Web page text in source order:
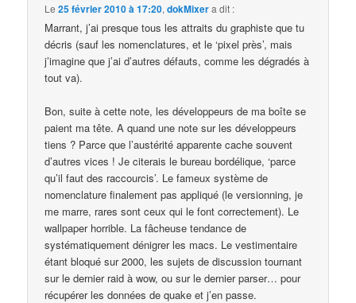
Le25 février 2010 à 17:20,dokMixera dit :
Marrant, j’ai presque tous les attraits du graphiste que tu
décris (sauf les nomenclatures, et le ‘pixel près’, mais
j’imagine que j’ai d’autres défauts, comme les dégradés à
tout va).
Bon, suite à cette note, les développeurs de ma boîte se
paient ma tête. A quand une note sur les développeurs
tiens ? Parce que l’austérité apparente cache souvent
d’autres vices ! Je citerais le bureau bordélique, ‘parce
qu’il faut des raccourcis’. Le fameux système de
nomenclature finalement pas appliqué (le versionning, je
me marre, rares sont ceux qui le font correctement). Le
wallpaper horrible. La fâcheuse tendance de
systématiquement dénigrer les macs. Le vestimentaire
étant bloqué sur 2000, les sujets de discussion tournant
sur le dernier raid à wow, ou sur le dernier parser… pour
récupérer les données de quake et j’en passe.